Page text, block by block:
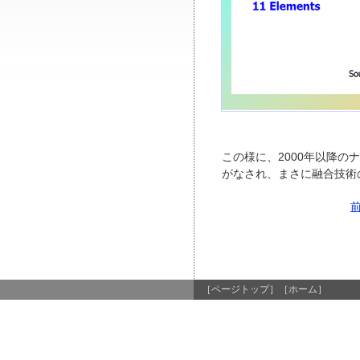
この様に、2000年以降の
がなされ、まさに融合技
［ページトップ］ ［ホーム］